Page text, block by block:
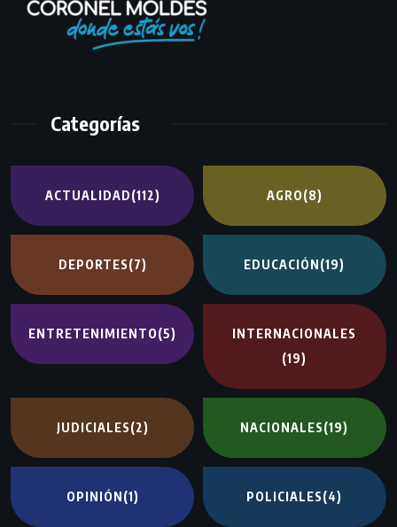
Categorías
ACTUALIDAD(112) AGRO(8)
DEPORTES(7) EDUCACIÓN(19)
ENTRETENIMIENTO(5)
INTERNACIONALES
(19)
JUDICIALES(2) NACIONALES(19)
OPINIÓN(1) POLICIALES(4)